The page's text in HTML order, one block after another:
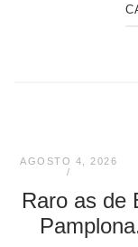
AGOSTO 4, 2026
Raro as de